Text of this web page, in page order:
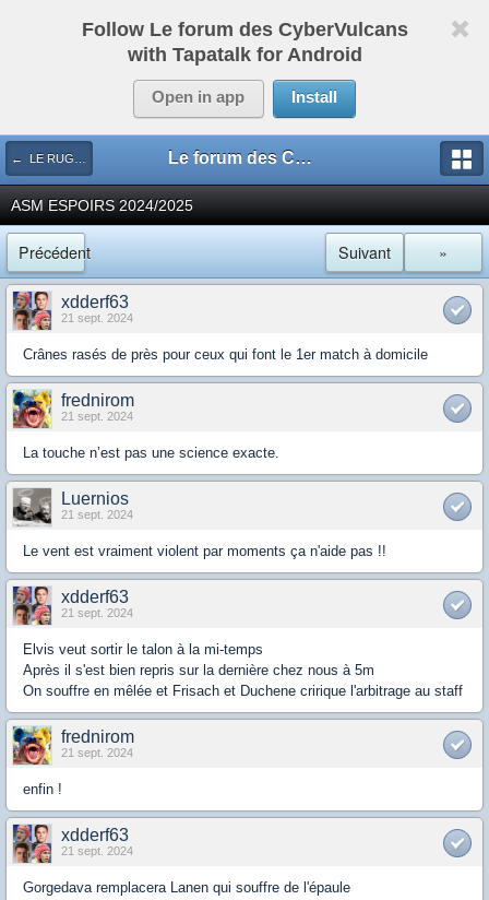
Follow Le forum des CyberVulcans
with Tapatalk for Android
Open in app Install
← LE RUGBY DE CHEZ NOUS Le forum des CyberVulcans
ASM ESPOIRS 2024/2025
Précédent »
Suivant
xdderf63
21 sept. 2024
Crânes rasés de près pour ceux qui font le 1er match à domicile
frednirom
21 sept. 2024
La touche n’est pas une science exacte.
Luernios
21 sept. 2024
Le vent est vraiment violent par moments ça n'aide pas !!
xdderf63
21 sept. 2024
Elvis veut sortir le talon à la mi-temps
Après il s'est bien repris sur la dernière chez nous à 5m
On souffre en mêlée et Frisach et Duchene cririque l'arbitrage au staff
frednirom
21 sept. 2024
enfin !
xdderf63
21 sept. 2024
Gorgedava remplacera Lanen qui souffre de l'épaule